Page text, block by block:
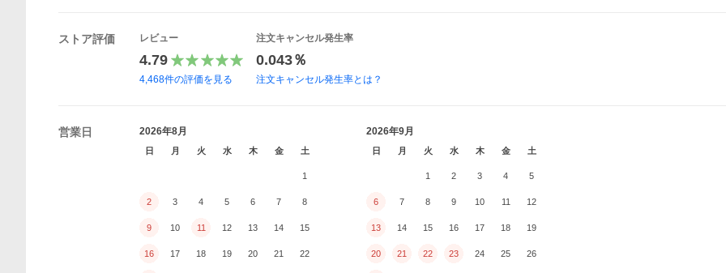
ストア評価 レビュー
4.79
4,468件の評価を見る
注文キャンセル発生率
0.043％
注文キャンセル発生率とは？
営業日 2026年8月
日 月 火 水 木 金 土
1
2 3 4 5 6 7 8
9 10 11 12 13 14 15
16 17 18 19 20 21 22
2026年9月
日 月 火 水 木 金 土
1 2 3 4 5
6 7 8 9 10 11 12
13 14 15 16 17 18 19
20 21 22 23 24 25 26